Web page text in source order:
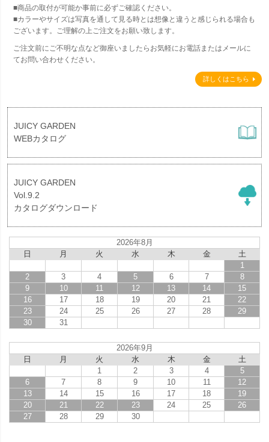
■商品の取付が可能か事前に必ずご確認ください。
■カラーやサイズは写真を通して見る時とは想像と違うと感じられる場合も
ございます。ご理解の上ご注文をお願い致します。
ご注文前にご不明な点など御座いましたらお気軽にお電話またはメールに
てお問い合わせください。
詳しくはこちら
JUICY GARDEN
WEBカタログ
JUICY GARDEN
Vol.9.2
カタログダウンロード
2026年8月
日
月 火 水 木 金
土
1
2
3 4 5 6 7
8
9
10 11 12 13 14
15
16
17 18 19 20 21
22
23
24 25 26 27 28
29
30
31
2026年9月
日
月 火 水 木 金
土
1
2 3 4
5
6
7 8 9 10 11
12
13
14 15 16 17 18
19
20
21 22 23 24 25
26
27
28 29 30